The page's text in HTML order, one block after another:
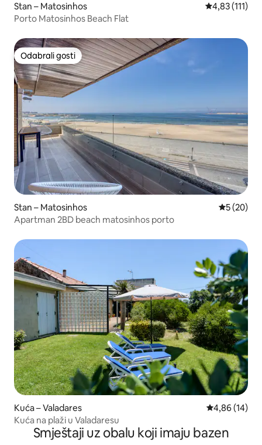
Stan – Matosinhos Prosječna
4,83 (111)
Porto Matosinhos Beach Flat
Odabrali gosti
Odabrali gosti
Stan – Matosinhos Prosječna
5 (20)
Apartman 2BD beach matosinhos porto
Kuća – Valadares Prosječna
4,86 (14)
Kuća na plaži u Valadaresu
Smještaji uz obalu koji imaju bazen